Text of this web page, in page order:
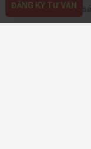
Quy định & chính
ĐĂNG KÝ TƯ VẤN